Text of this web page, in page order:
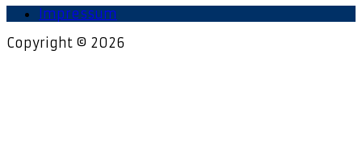
Impressum
Copyright © 2026